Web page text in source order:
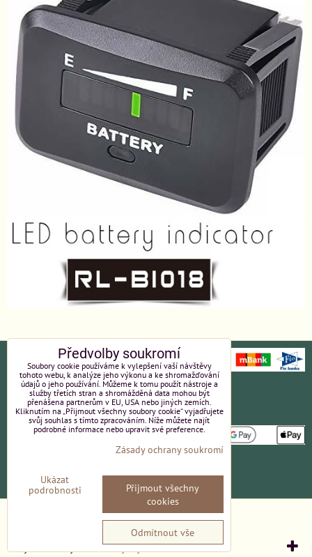
Ochrana osobních údajů
Platební údaje
Obchodní podmínky
Reklamace
Kontakt
Zásady ochrany soukromí
Vytvořeno systémem:ByznysWeb.cz
Předvolby soukromí
Soubory cookie používáme k vylepšení vaší návštěvy
tohoto webu, k analýze jeho výkonu a ke shromažďování
údajů o jeho používání. Můžeme k tomu použít nástroje a
služby třetích stran a shromážděná data mohou být
přenášena partnerům v EU, USA nebo jiných zemích.
Kliknutím na „Přijmout všechny soubory cookie“ vyjadřujete
svůj souhlas s tímto zpracováním. Níže můžete najít
podrobné informace nebo upravit své preference.
Zásady ochrany soukromí
Ukázat
podrobnosti
Přijmout všechny
cookies
Odmítnout vše